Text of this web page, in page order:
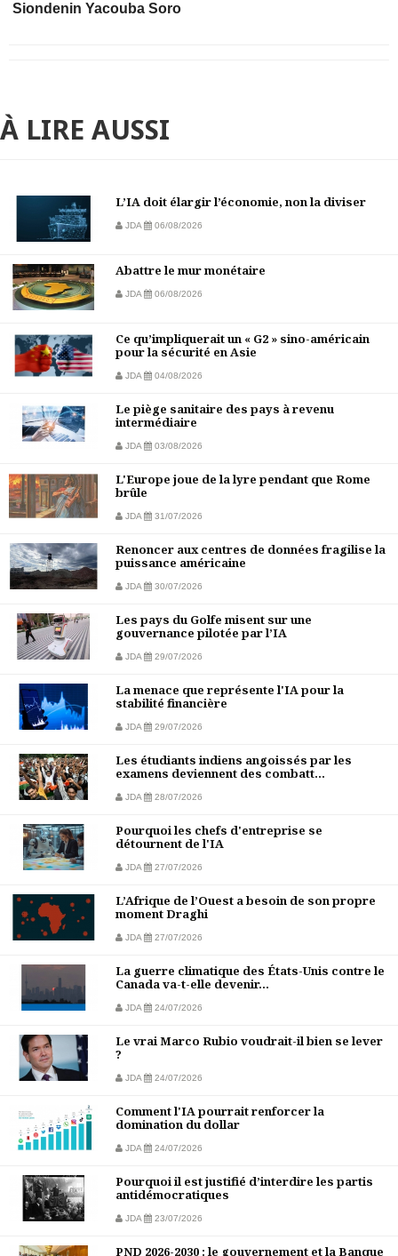
Siondenin Yacouba Soro
À LIRE AUSSI
L’IA doit élargir l’économie, non la diviser
JDA 06/08/2026
Abattre le mur monétaire
JDA 06/08/2026
Ce qu’impliquerait un « G2 » sino-américain
pour la sécurité en Asie
JDA 04/08/2026
Le piège sanitaire des pays à revenu
intermédiaire
JDA 03/08/2026
L'Europe joue de la lyre pendant que Rome
brûle
JDA 31/07/2026
Renoncer aux centres de données fragilise la
puissance américaine
JDA 30/07/2026
Les pays du Golfe misent sur une
gouvernance pilotée par l’IA
JDA 29/07/2026
La menace que représente l'IA pour la
stabilité financière
JDA 29/07/2026
Les étudiants indiens angoissés par les
examens deviennent des combatt...
JDA 28/07/2026
Pourquoi les chefs d'entreprise se
détournent de l'IA
JDA 27/07/2026
L’Afrique de l’Ouest a besoin de son propre
moment Draghi
JDA 27/07/2026
La guerre climatique des États-Unis contre le
Canada va-t-elle devenir...
JDA 24/07/2026
Le vrai Marco Rubio voudrait-il bien se lever
?
JDA 24/07/2026
Comment l'IA pourrait renforcer la
domination du dollar
JDA 24/07/2026
Pourquoi il est justifié d’interdire les partis
antidémocratiques
JDA 23/07/2026
PND 2026-2030 : le gouvernement et la Banque